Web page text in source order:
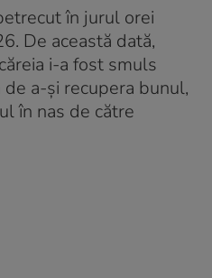
în jurul orei
De această dată,
i-a fost smuls
a-și recupera bunul,
în nas de către